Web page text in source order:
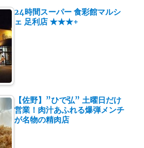
24時間スーパー 食彩館マルシ
ェ 足利店 ★★★+
【佐野】”ひで弘” 土曜日だけ
営業！肉汁あふれる爆弾メンチ
が名物の精肉店